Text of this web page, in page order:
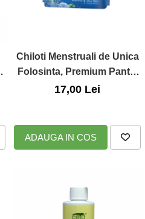
Chiloti Menstruali de Unica
Folosinta, Premium Pants,
Marimea M/L, 3 Buc., Nateen
17,00 Lei
ADAUGA IN COS